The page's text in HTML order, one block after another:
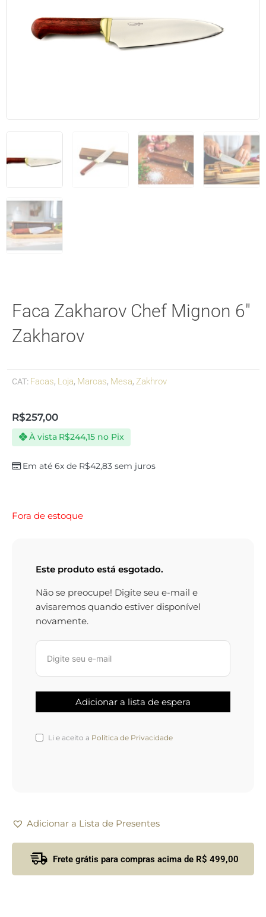
Faca Zakharov Chef Mignon 6″
Zakharov
CAT: Facas, Loja, Marcas, Mesa, Zakhrov
R$257,00
Em até 6x de R$42,83 sem juros
À vista R$244,15 no Pix
Fora de estoque
Este produto está esgotado.
Não se preocupe! Digite seu e-mail e
avisaremos quando estiver disponível
novamente.
Li e aceito a Política de Privacidade
Adicionar a Lista de Presentes
Frete grátis para compras acima de R$ 499,00